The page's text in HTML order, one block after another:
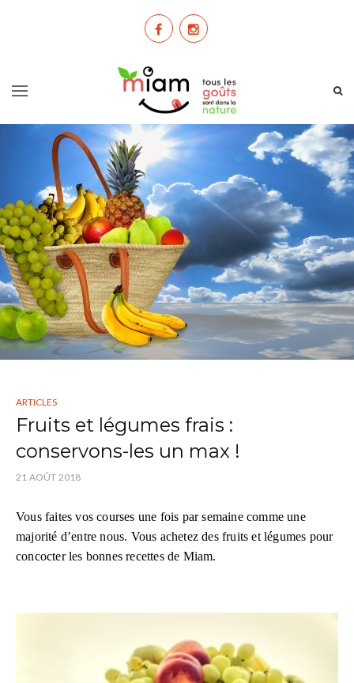
ARTICLES
Fruits et légumes frais :
conservons-les un max !
21 AOÛT 2018
Vous faites vos courses une fois par semaine comme une
majorité d’entre nous. Vous achetez des fruits et légumes pour
concocter les bonnes recettes de Miam.